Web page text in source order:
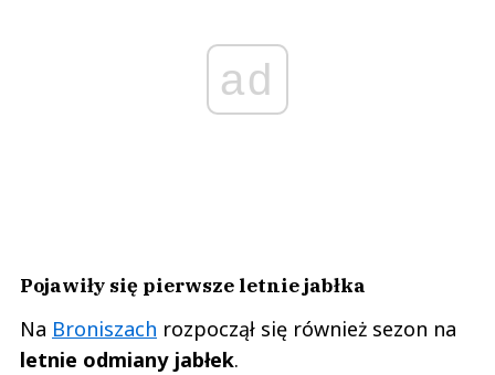
ad
Pojawiły się pierwsze letnie jabłka
Na Broniszach rozpoczął się również sezon na
letnie odmiany jabłek.